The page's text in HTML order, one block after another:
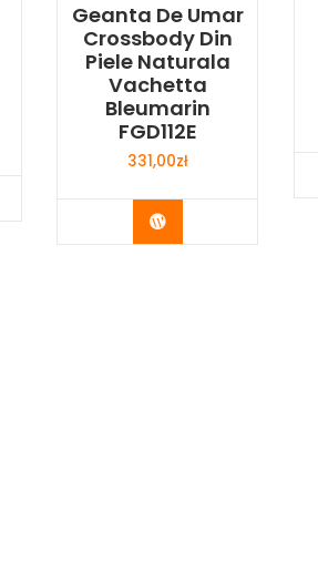
Geanta De Umar
Crossbody Din
Piele Naturala
Vachetta
Bleumarin
FGD112E
331,00zł
Buy Now